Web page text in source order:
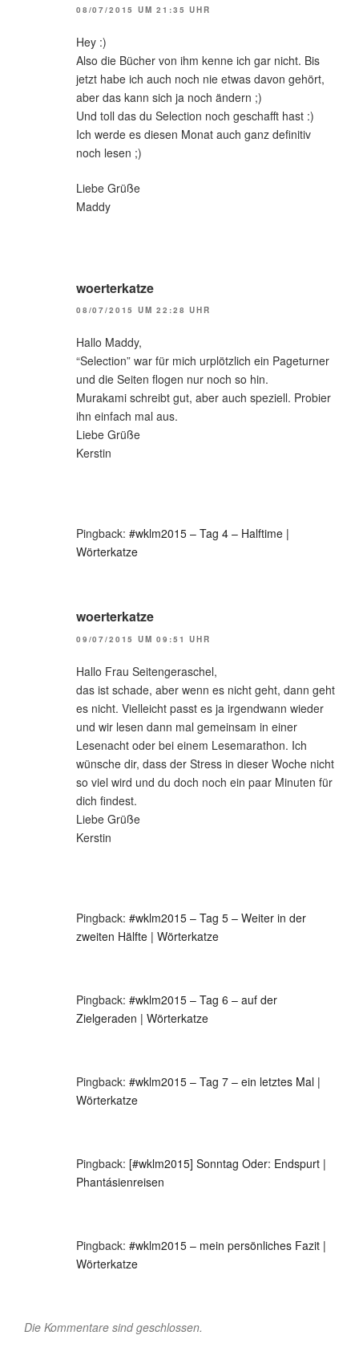
08/07/2015 UM 21:35 UHR
Hey :)
Also die Bücher von ihm kenne ich gar nicht. Bis
jetzt habe ich auch noch nie etwas davon gehört,
aber das kann sich ja noch ändern ;)
Und toll das du Selection noch geschafft hast :)
Ich werde es diesen Monat auch ganz definitiv
noch lesen ;)
Liebe Grüße
Maddy
woerterkatze
08/07/2015 UM 22:28 UHR
Hallo Maddy,
“Selection” war für mich urplötzlich ein Pageturner
und die Seiten flogen nur noch so hin.
Murakami schreibt gut, aber auch speziell. Probier
ihn einfach mal aus.
Liebe Grüße
Kerstin
Pingback: #wklm2015 – Tag 4 – Halftime |
Wörterkatze
woerterkatze
09/07/2015 UM 09:51 UHR
Hallo Frau Seitengeraschel,
das ist schade, aber wenn es nicht geht, dann geht
es nicht. Vielleicht passt es ja irgendwann wieder
und wir lesen dann mal gemeinsam in einer
Lesenacht oder bei einem Lesemarathon. Ich
wünsche dir, dass der Stress in dieser Woche nicht
so viel wird und du doch noch ein paar Minuten für
dich findest.
Liebe Grüße
Kerstin
Pingback: #wklm2015 – Tag 5 – Weiter in der
zweiten Hälfte | Wörterkatze
Pingback: #wklm2015 – Tag 6 – auf der
Zielgeraden | Wörterkatze
Pingback: #wklm2015 – Tag 7 – ein letztes Mal |
Wörterkatze
Pingback: [#wklm2015] Sonntag Oder: Endspurt |
Phantásienreisen
Pingback: #wklm2015 – mein persönliches Fazit |
Wörterkatze
Die Kommentare sind geschlossen.